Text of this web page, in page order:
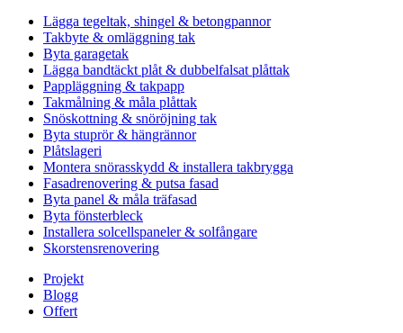
Lägga tegeltak, shingel & betongpannor
Takbyte & omläggning tak
Byta garagetak
Lägga bandtäckt plåt & dubbelfalsat plåttak
Pappläggning & takpapp
Takmålning & måla plåttak
Snöskottning & snöröjning tak
Byta stuprör & hängrännor
Plåtslageri
Montera snörasskydd & installera takbrygga
Fasadrenovering & putsa fasad
Byta panel & måla träfasad
Byta fönsterbleck
Installera solcellspaneler & solfångare
Skorstensrenovering
Projekt
Blogg
Offert